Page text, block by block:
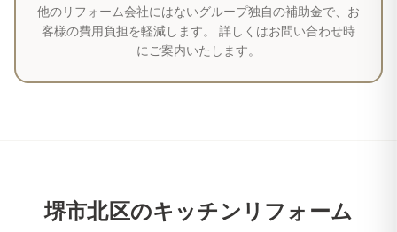
他のリフォーム会社にはないグループ独自の補助金で、お
客様の費用負担を軽減します。 詳しくはお問い合わせ時
にご案内いたします。
堺市北区のキッチンリフォーム